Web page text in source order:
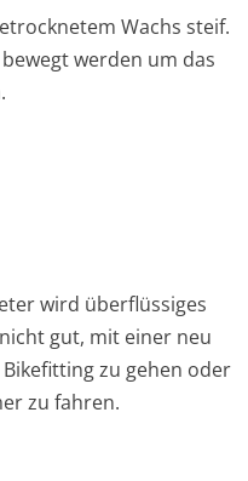
Wachs steif.
werden um das
wird überflüssiges
gut, mit einer neu
zu gehen oder
zu fahren.